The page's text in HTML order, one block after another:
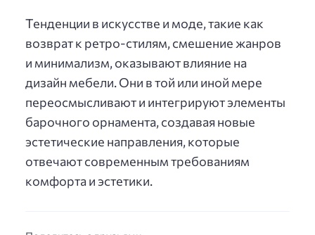
Тенденции в искусстве и моде, такие как
возврат к ретро-стилям, смешение жанров
и минимализм, оказывают влияние на
дизайн мебели. Они в той или иной мере
переосмысливают и интегрируют элементы
барочного орнамента, создавая новые
эстетические направления, которые
отвечают современным требованиям
комфорта и эстетики.